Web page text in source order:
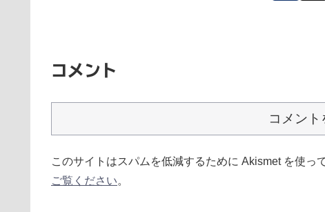
コメント
コメン
このサイトはスパムを低減するために Akismet を使っ
ご覧ください。